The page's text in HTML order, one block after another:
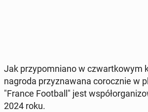
Jak przy­po­mnia­no w czwart­ko­wym
nagroda przy­zna­wa­na co­rocz­nie w
"France Fo­ot­ball" jest
2024 roku.